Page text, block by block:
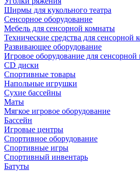
Ширмы для кукольного театра
Сенсорное оборудование
Мебель для сенсорной комнаты
Технические средства для сенсорной
Развивающее оборудование
Игровое оборудование для
CD диски
Спортивные товары
Напольные игрушки
Сухие бассейны
Маты
Мягкое игровое оборудование
Бассейн
Игровые центры
Спортивное оборудование
Спортивные игры
Спортивный инвентарь
Батуты